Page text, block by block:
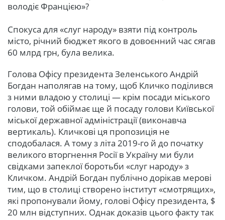
володіє Францією»?
Спокуса для «слуг народу» взяти під контроль
місто, річний бюджет якого в довоєнний час сягав
60 млрд грн, була велика.
Голова Офісу президента Зеленського Андрій
Богдан наполягав на тому, щоб Кличко поділився
з ними владою у столиці — крім посади міського
голови, той обіймає ще й посаду голови Київської
міської державної адміністрації (виконавча
вертикаль). Кличкові ця пропозиція не
сподобалася. А тому з літа 2019-го й до початку
великого вторгнення Росії в Україну ми були
свідками запеклої боротьби «слуг народу» з
Кличком. Андрій Богдан публічно дорікав мерові
тим, що в столиці створено інститут «смотрящих»,
які пропонували йому, голові Офісу президента, $
20 млн відступних. Однак доказів цього факту так